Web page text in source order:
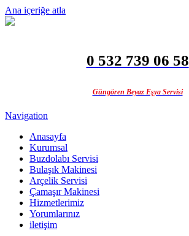
Ana içeriğe atla
0 532 739 06 58
Güngören Beyaz Eşya Servisi
Navigation
Anasayfa
Kurumsal
Buzdolabı Servisi
Bulaşık Makinesi
Arçelik Servisi
Çamaşır Makinesi
Hizmetlerimiz
Yorumlarınız
iletişim